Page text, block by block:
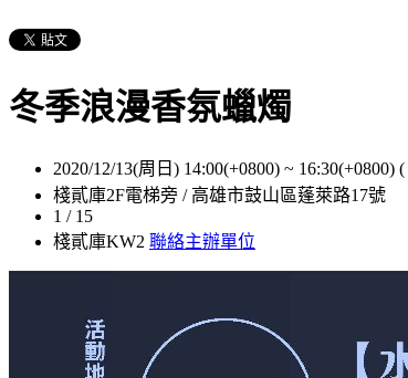
冬季浪漫香氛蠟燭
2020/12/13(周日) 14:00(+0800) ~ 16:30(+0800) (
棧貳庫2F電梯旁 / 高雄市鼓山區蓬萊路17號
1 / 15
棧貳庫KW2 聯絡主辦單位